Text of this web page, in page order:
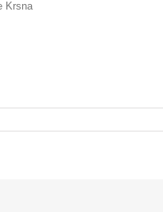
Krsna